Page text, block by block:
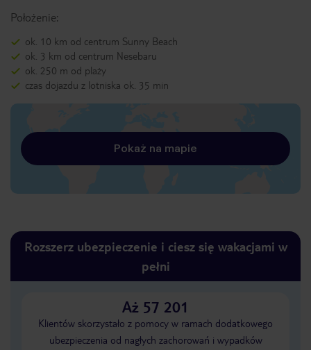
Położenie:
ok. 10 km od centrum Sunny Beach
ok. 3 km od centrum Nesebaru
ok. 250 m od plaży
czas dojazdu z lotniska ok. 35 min
Pokaż na mapie
Rozszerz ubezpieczenie i ciesz się wakacjami w
pełni
Aż 57 201
Klientów skorzystało z pomocy w ramach dodatkowego
ubezpieczenia od nagłych zachorowań i wypadków